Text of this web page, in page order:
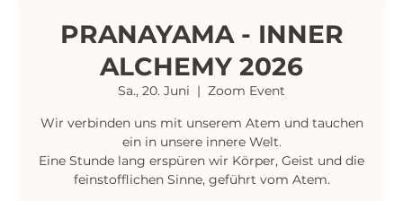
PRANAYAMA - INNER
ALCHEMY 2026
Sa., 20. Juni
  |
Zoom Event
Wir verbinden uns mit unserem Atem und tauchen
ein in unsere innere Welt.
Eine Stunde lang erspüren wir Körper, Geist und die
feinstofflichen Sinne, geführt vom Atem.